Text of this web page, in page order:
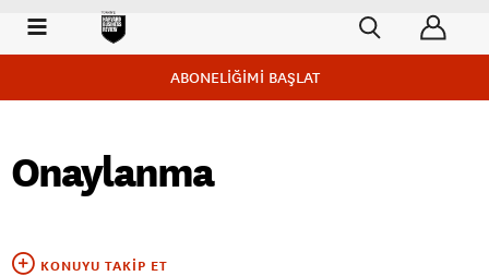
ABONELİĞİMİ BAŞLAT
Onaylanma
KONUYU TAKIP ET